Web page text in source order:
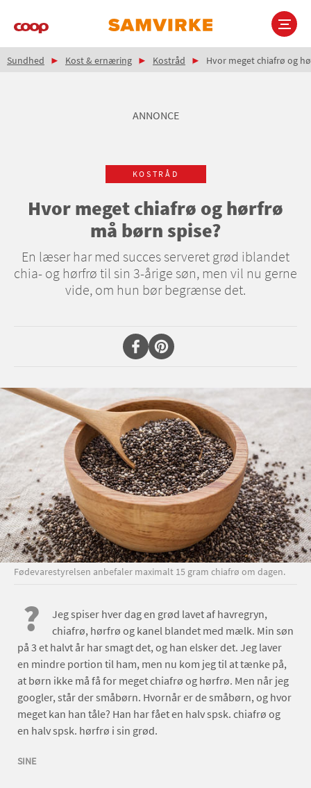
Main
Brødkrumme
Sundhed Kost & ernæring Kostråd Hvor meget chiafrø og
ANNONCE
KOSTRÅD
Hvor meget chiafrø og hørfrø
må børn spise?
En læser har med succes serveret grød iblandet
chia- og hørfrø til sin 3-årige søn, men vil nu gerne
vide, om hun bør begrænse det.
Fødevarestyrelsen anbefaler maximalt 15 gram chiafrø om dagen.
?
Jeg spiser hver dag en grød lavet af havregryn,
chiafrø, hørfrø og kanel blandet med mælk. Min søn
på 3 et halvt år har smagt det, og han elsker det. Jeg laver
en mindre portion til ham, men nu kom jeg til at tænke på,
at børn ikke må få for meget chiafrø og hørfrø. Men når jeg
googler, står der småbørn. Hvornår er de småbørn, og hvor
meget kan han tåle? Han har fået en halv spsk. chiafrø og
en halv spsk. hørfrø i sin grød.
SINE